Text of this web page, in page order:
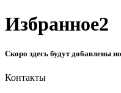
Избранное2
Скоро здесь будут добавлены
Контакты